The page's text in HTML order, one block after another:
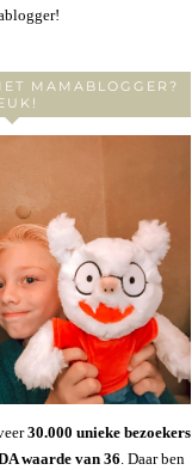
MAMABLOGGER?
30.000 unieke bezoekers
waarde van 36. Daar ben